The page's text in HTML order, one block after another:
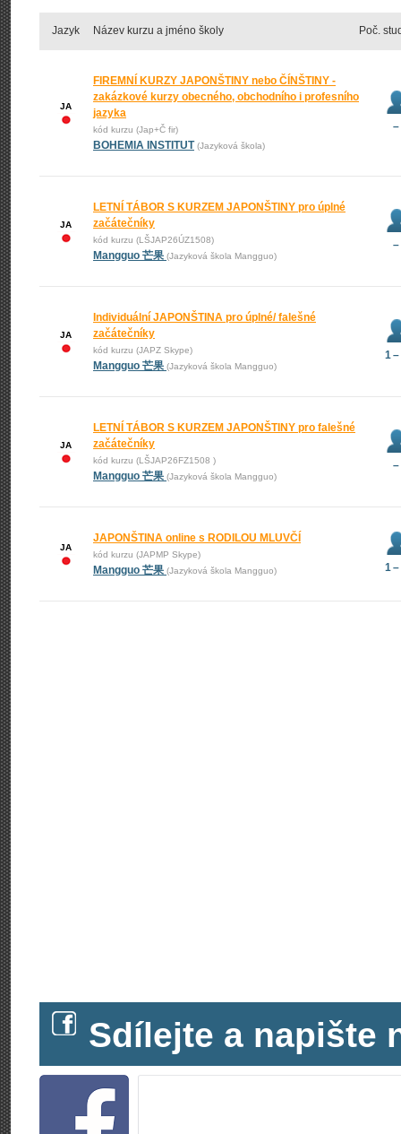
Jazyk Název kurzu a jméno školy Poč.
JA
FIREMNÍ KURZY JAPONŠTINY nebo ČÍNŠTINY -
zakázkové kurzy obecného, obchodního i profesního
jazyka
kód kurzu (Jap+Č fir)
BOHEMIA INSTITUT (Jazyková škola)
–
JA
LETNÍ TÁBOR S KURZEM JAPONŠTINY pro úplné
začátečníky
kód kurzu (LŠJAP26ÚZ1508)
Mangguo 芒果 (Jazyková škola Mangguo)
–
JA
Individuální JAPONŠTINA pro úplné/ falešné
začátečníky
kód kurzu (JAPZ Skype)
Mangguo 芒果 (Jazyková škola Mangguo)
1
JA
LETNÍ TÁBOR S KURZEM JAPONŠTINY pro falešné
začátečníky
kód kurzu (LŠJAP26FZ1508 )
Mangguo 芒果 (Jazyková škola Mangguo)
–
JA
JAPONŠTINA online s RODILOU MLUVČÍ
kód kurzu (JAPMP Skype)
Mangguo 芒果 (Jazyková škola Mangguo) 1
Sdílejte a napište